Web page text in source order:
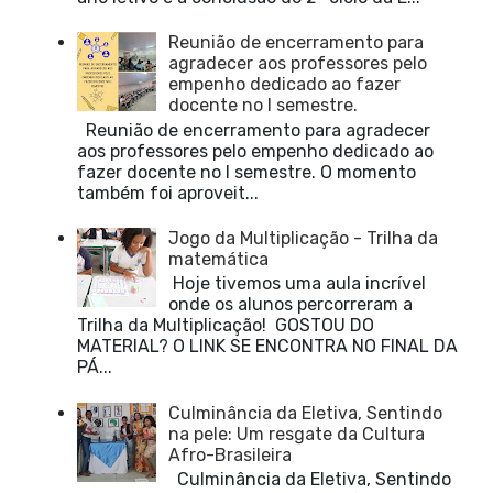
Reunião de encerramento para
agradecer aos professores pelo
empenho dedicado ao fazer
docente no I semestre.
Reunião de encerramento para agradecer
aos professores pelo empenho dedicado ao
fazer docente no I semestre. O momento
também foi aproveit...
Jogo da Multiplicação - Trilha da
matemática
Hoje tivemos uma aula incrível
onde os alunos percorreram a
Trilha da Multiplicação! GOSTOU DO
MATERIAL? O LINK SE ENCONTRA NO FINAL DA
PÁ...
Culminância da Eletiva, Sentindo
na pele: Um resgate da Cultura
Afro-Brasileira
Culminância da Eletiva, Sentindo